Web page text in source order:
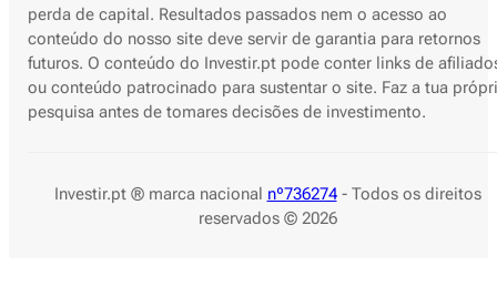
perda de capital. Resultados passados nem o acesso ao
conteúdo do nosso site deve servir de garantia para retornos
futuros. O conteúdo do Investir.pt pode conter links de
ou conteúdo patrocinado para sustentar o site. Faz a tua
pesquisa antes de tomares decisões de investimento.
Investir.pt ® marca nacional nº736274- Todos os direitos
reservados © 2026